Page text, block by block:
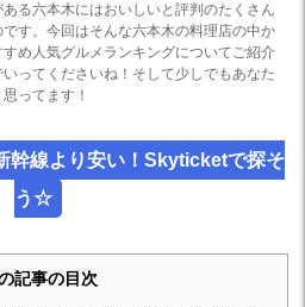
る六本木にはおいしいと評判のたくさん
す。今回はそんな六本木の料理店の中か
め人気グルメランキングについてご紹介
ってくださいね！そして少しでもあなた
ってます！
幹線より安い！Skyticketで探そ
う☆
記事の目次